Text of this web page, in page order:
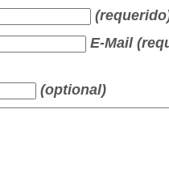
E-Mail
(optional)